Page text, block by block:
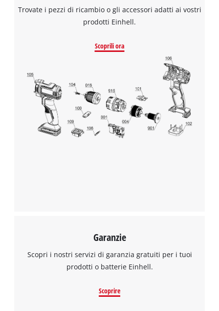
Trovate i pezzi di ricambio o gli accessori adatti ai vostri
prodotti Einhell.
Scoprili ora
Garanzie
Scopri i nostri servizi di garanzia gratuiti per i tuoi
prodotti o batterie Einhell.
Scoprire